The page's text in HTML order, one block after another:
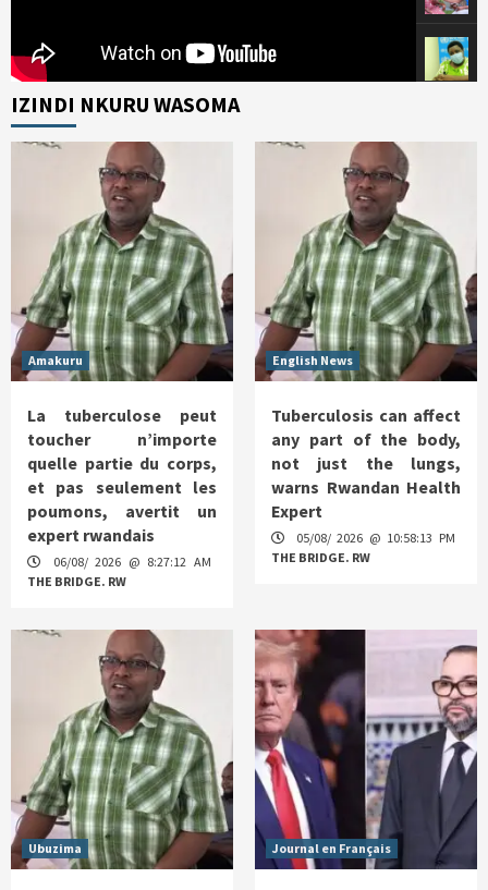
IZINDI NKURU WASOMA
Amakuru
La tuberculose peut
toucher n’importe
quelle partie du corps,
et pas seulement les
poumons, avertit un
expert rwandais
06/08/ 2026 @ 8:27:12 AM
THE BRIDGE. RW
English News
Tuberculosis can affect
any part of the body,
not just the lungs,
warns Rwandan Health
Expert
05/08/ 2026 @ 10:58:13 PM
THE BRIDGE. RW
Ubuzima Journal en Français